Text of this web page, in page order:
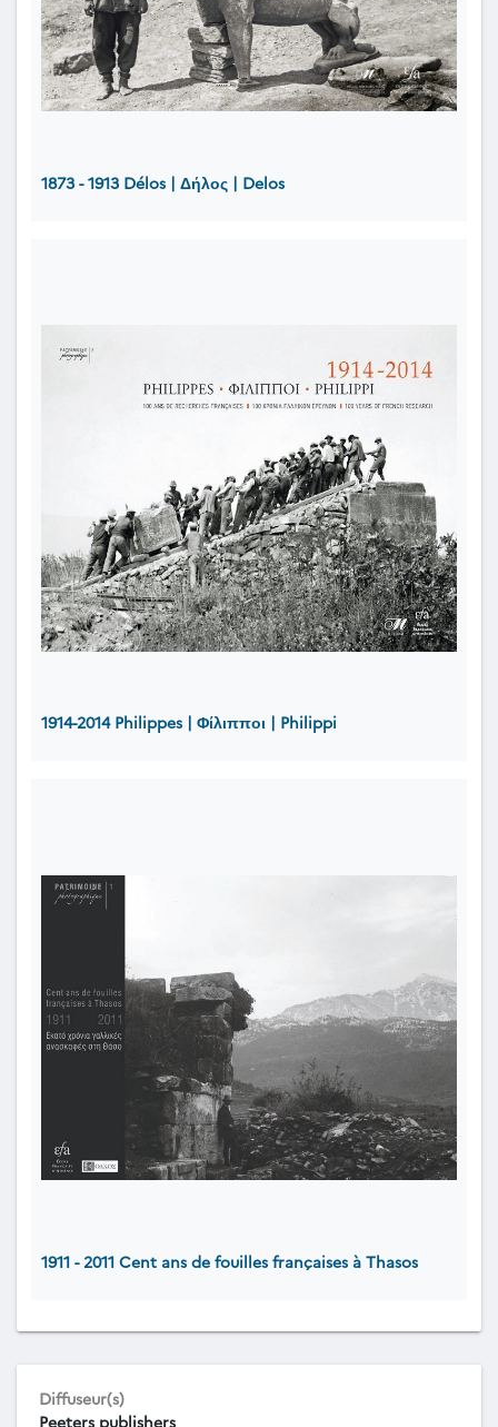
1873 - 1913 Délos | Δήλος | Delos
1914-2014 Philippes | Φίλιπποι | Philippi
1911 - 2011 Cent ans de fouilles françaises à Thasos
Diffuseur(s)
Peeters publishers